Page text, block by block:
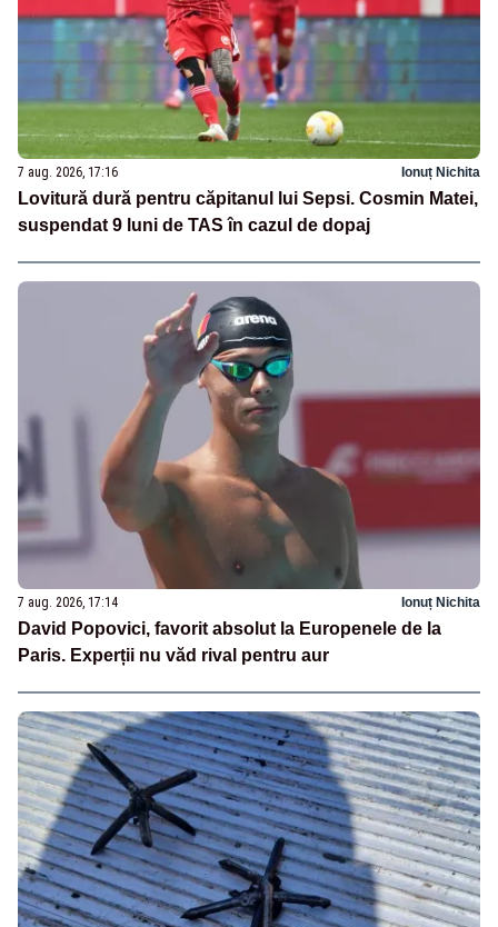
7 aug. 2026, 17:16 Ionuț Nichita
Lovitură dură pentru căpitanul lui Sepsi. Cosmin Matei,
suspendat 9 luni de TAS în cazul de dopaj
7 aug. 2026, 17:14 Ionuț Nichita
David Popovici, favorit absolut la Europenele de la
Paris. Experții nu văd rival pentru aur